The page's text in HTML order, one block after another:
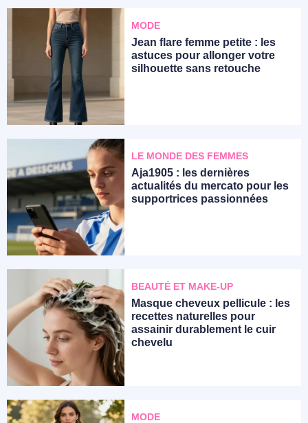
MODE
Jean flare femme petite : les
astuces pour allonger votre
silhouette sans retouche
LE MONDE DES FEMMES
Aja1905 : les dernières
actualités du mercato pour les
supportrices passionnées
BEAUTÉ ET MAKE-UP
Masque cheveux pellicule : les
recettes naturelles pour
assainir durablement le cuir
chevelu
MODE